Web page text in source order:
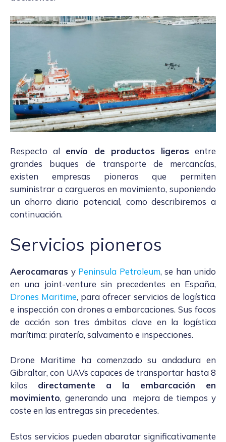
Respecto al envío de productos ligeros entre
grandes buques de transporte de mercancías,
existen empresas pioneras que permiten
suministrar a cargueros en movimiento, suponiendo
un ahorro diario potencial, como describiremos a
continuación.
Servicios pioneros
Aerocamaras y Peninsula Petroleum, se han unido
en una joint-venture sin precedentes en España,
Drones Maritime, para ofrecer servicios de logística
e inspección con drones a embarcaciones. Sus focos
de acción son tres ámbitos clave en la logística
marítima: piratería, salvamento e inspecciones.
Drone Maritime ha comenzado su andadura en
Gibraltar, con UAVs capaces de transportar hasta 8
kilos directamente a la embarcación en
movimiento, generando una mejora de tiempos y
coste en las entregas sin precedentes.
Estos servicios pueden abaratar significativamente